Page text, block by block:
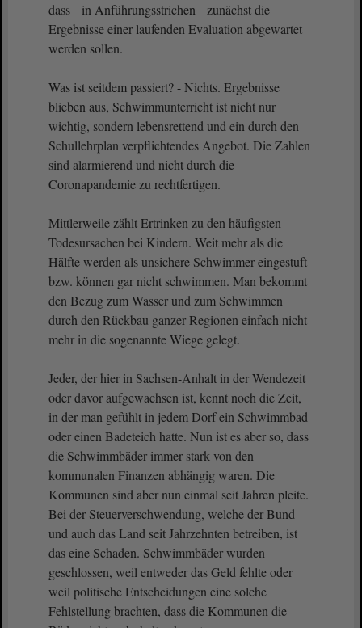
dass in Anführungsstrichen zunächst die
Ergebnisse einer laufenden Evaluation abgewartet
werden sollen.
Was ist seitdem passiert? - Nichts. Ergebnisse
blieben aus, Schwimmunterricht ist nicht nur
wichtig, sondern lebensrettend und ein durch den
Schullehrplan verpflichtendes Angebot. Die Zahlen
sind alarmierend und nicht durch die
Coronapandemie zu rechtfertigen.
Mittlerweile zählt Ertrinken zu den häufigsten
Todesursachen bei Kindern. Weit mehr als die
Hälfte werden als unsichere Schwimmer eingestuft
bzw. können gar nicht schwimmen. Man bekommt
den Bezug zum Wasser und zum Schwimmen
durch den Rückbau ganzer Regionen einfach nicht
mehr in die sogenannte Wiege gelegt.
Jeder, der hier in Sachsen-Anhalt in der Wendezeit
oder davor aufgewachsen ist, kennt noch die Zeit,
in der man gefühlt in jedem Dorf ein Schwimmbad
oder einen Badeteich hatte. Nun ist es aber so, dass
die Schwimmbäder immer stark von den
kommunalen Finanzen abhängig waren. Die
Kommunen sind aber nun einmal seit Jahren pleite.
Bei der Steuerverschwendung, welche der Bund
und auch das Land seit Jahrzehnten betreiben, ist
das eine Schaden. Schwimmbäder wurden
geschlossen, weil entweder das Geld fehlte oder
weil politische Entscheidungen eine solche
Fehlstellung brachten, dass die Kommunen die